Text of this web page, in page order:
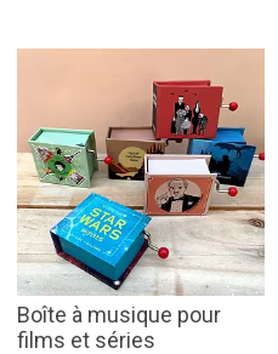
Boîte à musique pour
films et séries